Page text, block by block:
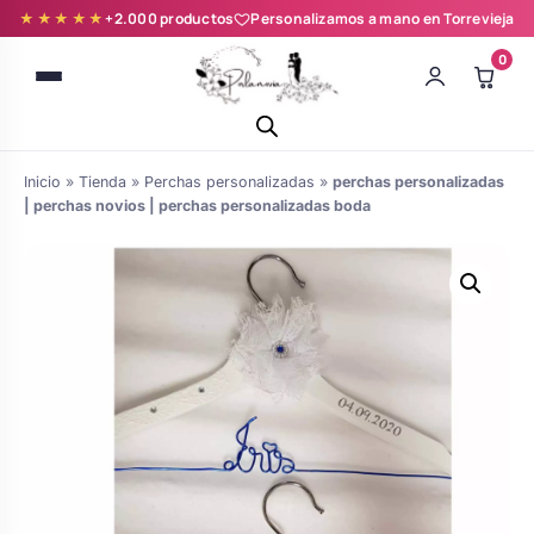
★★★★★+2.000 productos Personalizamos a mano en Torrevieja
0
personalizadas
de boda
Árboles de Huellas para Primera
Comunión
Batas de comunión personalizadas
Inicio » Tienda » Perchas personalizadas » perchas personalizadas
| perchas novios | perchas personalizadas boda